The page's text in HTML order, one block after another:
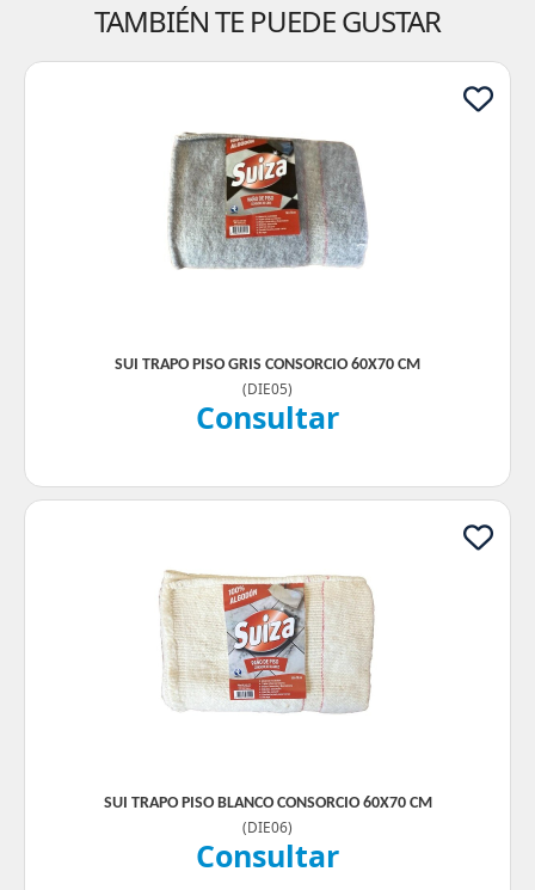
TAMBIÉN TE PUEDE GUSTAR
SUI TRAPO PISO GRIS CONSORCIO 60X70 CM
(DIE05)
Consultar
SUI TRAPO PISO BLANCO CONSORCIO 60X70 CM
(DIE06)
Consultar